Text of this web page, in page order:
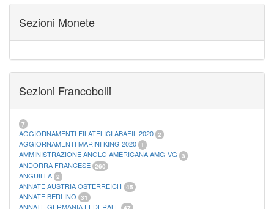
ALBUM PER CARTAMONETA 1
CARTELLE FILATELICHE MARINI
21
FOGLI FILATELICI VATICANO 37
FOGLI MARINI PERIODI SEPARATI VATICANO
MATERIALE FILATELICO MARINI 33
RACCOGLITORI XL
Sezioni Monete
Sezioni Francobolli
7
AGGIORNAMENTI FILATELICI ABAFIL 2020 2
AGGIORNAMENTI MARINI KING 2020 1
AMMINISTRAZIONE ANGLO AMERICANA AMG-VG 3
ANDORRA FRANCESE 260
ANGUILLA 2
ANNATE AUSTRIA OSTERREICH 45
ANNATE BERLINO 31
ANNATE GERMANIA FEDERALE